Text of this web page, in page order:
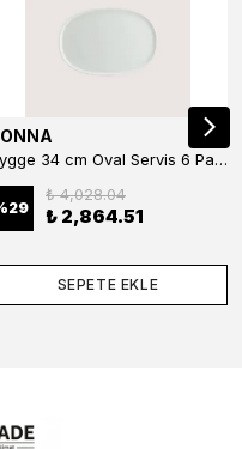
Hygge 34 cm Oval Servis 6 Parça
29
₺ 4,028.04
₺ 2,864.51
SEPETE EKLE